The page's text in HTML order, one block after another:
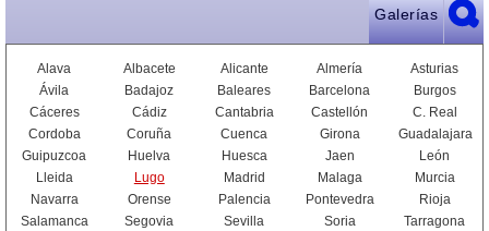
Galerías
Alava Albacete Alicante Almería
Asturias
Ávila
Badajoz Baleares Barcelona
Burgos
Cáceres
Cádiz Cantabria Castellón
C. Real
Cordoba
Coruña Cuenca Girona
Guadalajara
Guipuzcoa
Huelva Huesca Jaen
León
Lleida
Lugo Madrid Malaga
Murcia
Navarra
Orense Palencia Pontevedra
Rioja
Salamanca
Segovia Sevilla Soria
Tarragona